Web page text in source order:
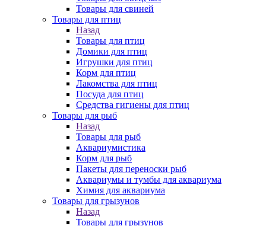
Товары для свиней
Товары для птиц
Назад
Товары для птиц
Домики для птиц
Игрушки для птиц
Корм для птиц
Лакомства для птиц
Посуда для птиц
Средства гигиены для птиц
Товары для рыб
Назад
Товары для рыб
Аквариумистика
Корм для рыб
Пакеты для переноски рыб
Аквариумы и тумбы для аквариума
Химия для аквариума
Товары для грызунов
Назад
Товары для грызунов